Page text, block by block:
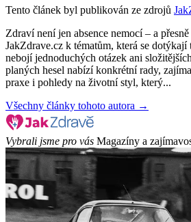
Tento článek byl publikován ze zdrojů
Zdraví není jen absence nemocí – a
JakZdrave.cz k tématům, která se dotýkají
nebojí jednoduchých otázek ani
planých hesel nabízí konkrétní rady,
praxe i pohledy na životní styl, který...
Všechny články tohoto autora →
Vybrali jsme pro vás Magazíny a